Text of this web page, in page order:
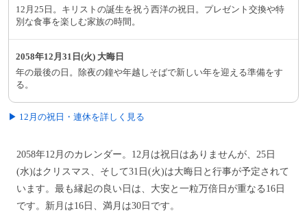
12月25日。キリストの誕生を祝う西洋の祝日。プレゼント交換や特
別な食事を楽しむ家族の時間。
2058年12月31日(火) 大晦日
年の最後の日。除夜の鐘や年越しそばで新しい年を迎える準備をす
る。
▶ 12月の祝日・連休を詳しく見る
2058年12月のカレンダー。12月は祝日はありませんが、25日
(水)はクリスマス、そして31日(火)は大晦日と行事が予定されて
います。最も縁起の良い日は、大安と一粒万倍日が重なる16日
です。新月は16日、満月は30日です。